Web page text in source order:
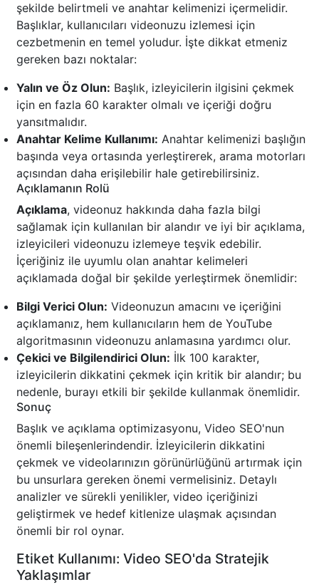
şekilde belirtmeli ve anahtar kelimenizi içermelidir.
Başlıklar, kullanıcıları videonuzu izlemesi için
cezbetmenin en temel yoludur. İşte dikkat etmeniz
gereken bazı noktalar:
Yalın ve Öz Olun: Başlık, izleyicilerin ilgisini çekmek
için en fazla 60 karakter olmalı ve içeriği doğru
yansıtmalıdır.
Anahtar Kelime Kullanımı: Anahtar kelimenizi başlığın
başında veya ortasında yerleştirerek, arama motorları
açısından daha erişilebilir hale getirebilirsiniz.
Açıklamanın Rolü
Açıklama, videonuz hakkında daha fazla bilgi
sağlamak için kullanılan bir alandır ve iyi bir açıklama,
izleyicileri videonuzu izlemeye teşvik edebilir.
İçeriğiniz ile uyumlu olan anahtar kelimeleri
açıklamada doğal bir şekilde yerleştirmek önemlidir:
Bilgi Verici Olun: Videonuzun amacını ve içeriğini
açıklamanız, hem kullanıcıların hem de YouTube
algoritmasının videonuzu anlamasına yardımcı olur.
Çekici ve Bilgilendirici Olun: İlk 100 karakter,
izleyicilerin dikkatini çekmek için kritik bir alandır; bu
nedenle, burayı etkili bir şekilde kullanmak önemlidir.
Sonuç
Başlık ve açıklama optimizasyonu, Video SEO'nun
önemli bileşenlerindendir. İzleyicilerin dikkatini
çekmek ve videolarınızın görünürlüğünü artırmak için
bu unsurlara gereken önemi vermelisiniz. Detaylı
analizler ve sürekli yenilikler, video içeriğinizi
geliştirmek ve hedef kitlenize ulaşmak açısından
önemli bir rol oynar.
Etiket Kullanımı: Video SEO'da Stratejik
Yaklaşımlar